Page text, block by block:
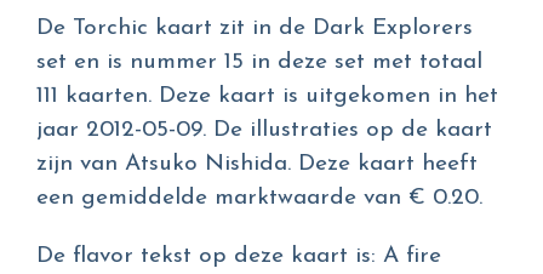
De Torchic kaart zit in de Dark Explorers
set en is nummer 15 in deze set met totaal
111 kaarten. Deze kaart is uitgekomen in het
jaar 2012-05-09. De illustraties op de kaart
zijn van Atsuko Nishida. Deze kaart heeft
een gemiddelde marktwaarde van € 0.20.
De flavor tekst op deze kaart is: A fire